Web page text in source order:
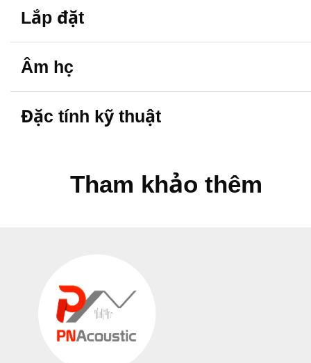
Lắp đặt
Âm học
Đặc tính kỹ thuật
Tham khảo thêm